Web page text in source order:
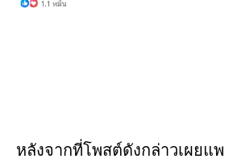
หลังจากที่โพสต์ดังกล่าวเผยแ